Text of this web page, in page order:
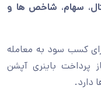
، سهام، شاخص ها و
کسب سود به معامله
پرداخت باینری آپشن